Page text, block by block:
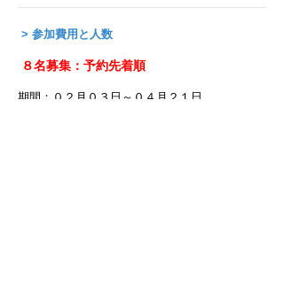
> 参加費用と人数
８名募集：予約先着順
期間：０２月０３日～０４月２１日